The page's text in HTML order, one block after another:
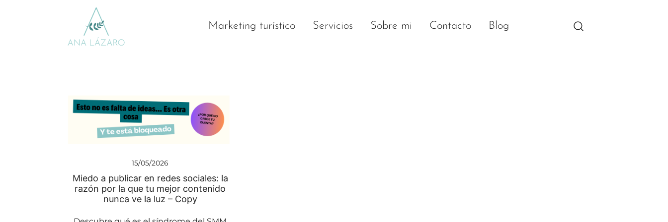
Marketing turístico Servicios Sobre mi Contacto Blog
15/05/2026
Miedo a publicar en redes sociales: la
razón por la que tu mejor contenido
nunca ve la luz – Copy